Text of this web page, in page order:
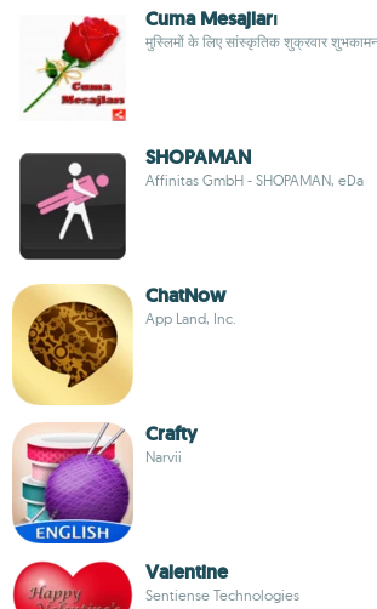
Cuma Mesajları
मुस्लिमों के लिए सांस्कृतिक शुक्रवार
SHOPAMAN
Affinitas GmbH - SHOPAMAN, eDa
ChatNow
App Land, Inc.
Crafty
Narvii
Valentine
Sentiense Technologies